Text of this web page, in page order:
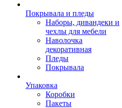
Покрывала и пледы
Наборы, дивандеки и
чехлы для мебели
Наволочка
декоративная
Пледы
Покрывала
Упаковка
Коробки
Пакеты